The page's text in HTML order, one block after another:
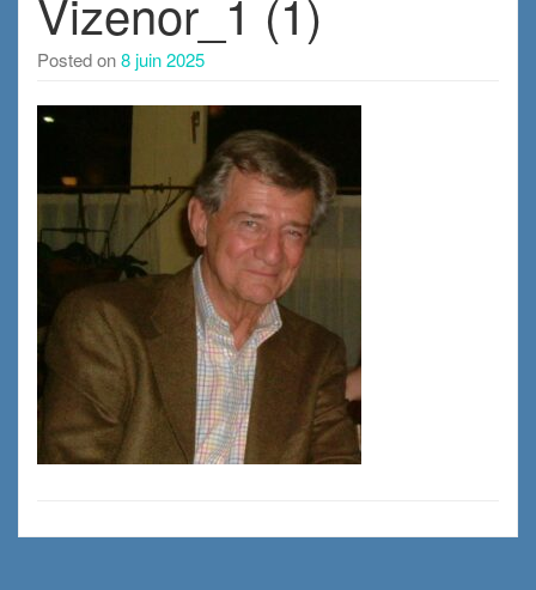
Vizenor_1 (1)
Posted on8 juin 2025